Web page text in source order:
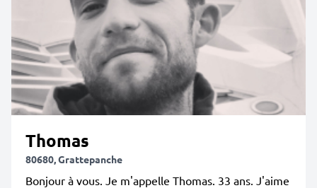
Thomas
80680, Grattepanche
Bonjour à vous. Je m'appelle Thomas. 33 ans. J'aime